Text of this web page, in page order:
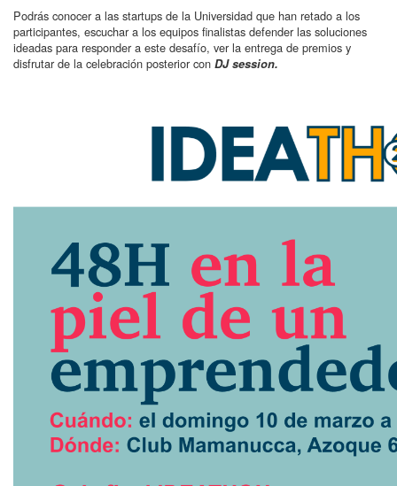
Podrás conocer a las startups de la Universidad que han retado a los
participantes, escuchar a los equipos finalistas defender las soluciones
ideadas para responder a este desafío, ver la entrega de premios y
disfrutar de la celebración posterior con DJ session.